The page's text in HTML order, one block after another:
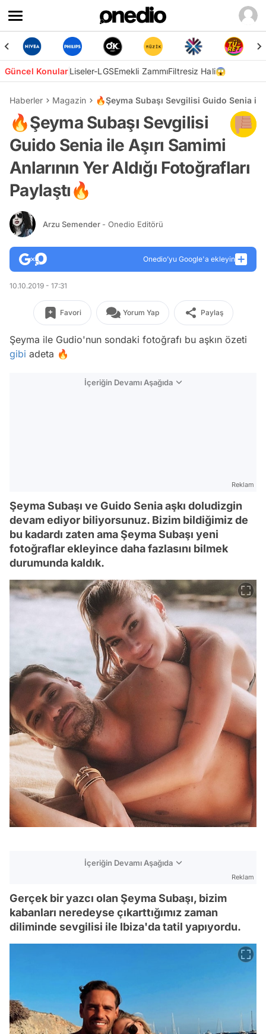
Güncel KonularLiseler-LGSEmekli ZammıFiltresiz Hali😱
Haberler Magazin 🔥Şeyma Subaşı Sevgilisi Guido Senia ile
🔥Şeyma Subaşı Sevgilisi
Guido Senia ile Aşırı Samimi
Anlarının Yer Aldığı Fotoğrafları
Paylaştı🔥
Arzu Semender - Onedio Editörü
Onedio’yu Google'a ekleyin
10.10.2019 - 17:31
Favori Yorum Yap Paylaş
Şeyma ile Gudio'nun sondaki fotoğrafı bu aşkın özeti
gibi adeta 🔥
İçeriğin Devamı Aşağıda
Reklam
Şeyma Subaşı ve Guido Senia aşkı doludizgin
devam ediyor biliyorsunuz. Bizim bildiğimiz de
bu kadardı zaten ama Şeyma Subaşı yeni
fotoğraflar ekleyince daha fazlasını bilmek
durumunda kaldık.
İçeriğin Devamı Aşağıda
Reklam
Gerçek bir yazcı olan Şeyma Subaşı, bizim
kabanları neredeyse çıkarttığımız zaman
diliminde sevgilisi ile Ibiza'da tatil yapıyordu.